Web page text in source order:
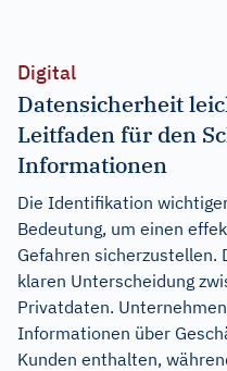
Digital
Datensicherheit
Leitfaden für den
Informationen
Die Identifikation
Bedeutung, um einen
Gefahren sicherzustellen.
klaren Unterscheidung
Privatdaten.
Informationen über
Kunden enthalten,